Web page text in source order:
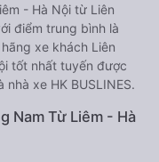
- Hà Nội từ Liên
điểm trung bình là
xe khách Liên
tốt nhất tuyến được
xe HK BUSLINES.
Nam Từ Liêm - Hà